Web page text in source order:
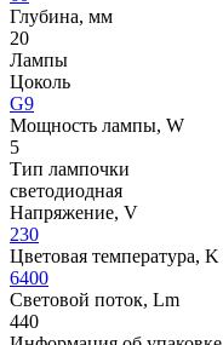
Глубина, мм
20
Лампы
Цоколь
G9
Мощность лампы, W
5
Тип лампочки
светодиодная
Напряжение, V
230
Цветовая температура, K
6400
Световой поток, Lm
440